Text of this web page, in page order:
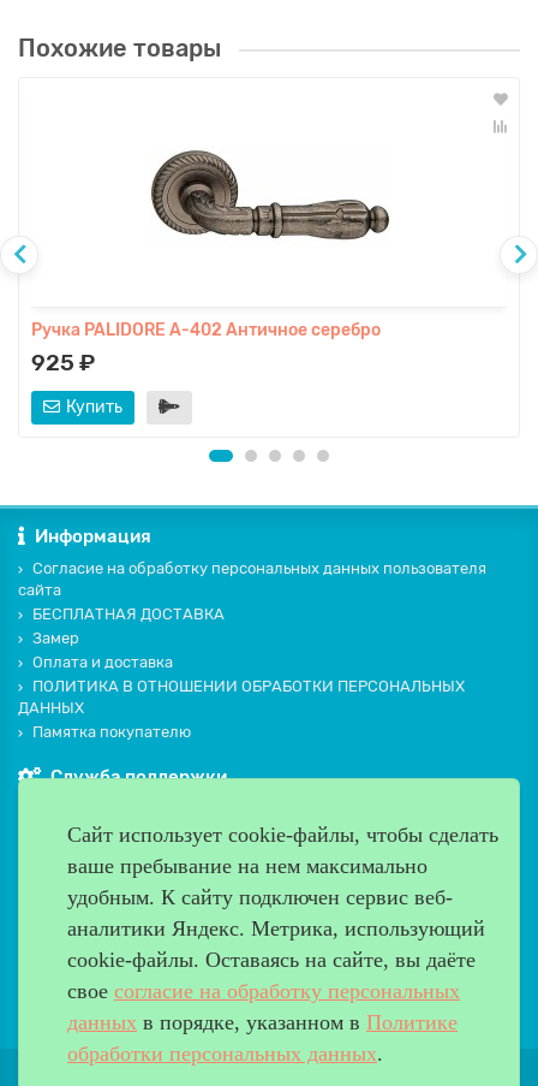
Похожие товары
Ручка PALIDORE A-402 Античное серебро
925 ₽
Купить
Информация
Согласие на обработку персональных данных пользователя
сайта
БЕСПЛАТНАЯ ДОСТАВКА
Замер
Оплата и доставка
ПОЛИТИКА В ОТНОШЕНИИ ОБРАБОТКИ ПЕРСОНАЛЬНЫХ
ДАННЫХ
Памятка покупателю
Служба поддержки
Производители
Дополнительно
Наш адрес
Работаем с 9:00 до 20:00
8 (499) 685-33-26
Сайт использует cookie-файлы, чтобы сделать
ваше пребывание на нем максимально
удобным. К cайту подключен сервис веб-
аналитики Яндекс. Метрика, использующий
cookie-файлы. Оставаясь на сайте, вы даёте
свое согласие на обработку персональных
данных в порядке, указанном в Политике
обработки персональных данных.